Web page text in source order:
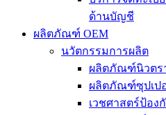
ด้านบัญชี
ผลิตภัณฑ์ OEM
นวัตกรรมการผลิต
ผลิตภัณฑ์นิวตร
ผลิตภัณฑ์ซุปเป
เวชศาสตร์ป้อง